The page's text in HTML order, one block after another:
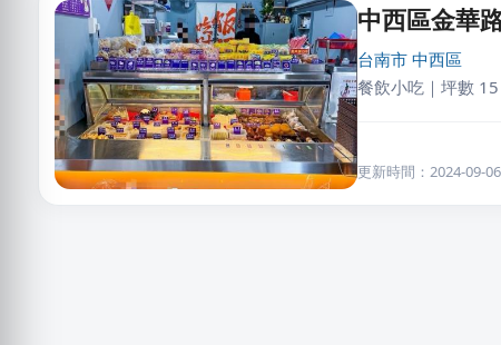
中西區金華
台南市 中西區
餐飲小吃｜坪數
更新時間：2024-09-